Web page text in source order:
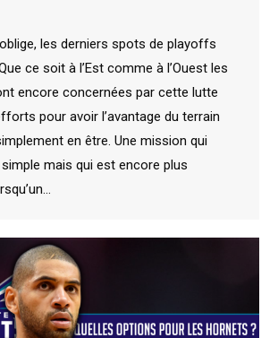
les derniers spots de playoffs
ce soit à l’Est comme à l’Ouest les
encore concernées par cette lutte
pour avoir l’avantage du terrain
en être. Une mission qui
simple mais qui est encore plus